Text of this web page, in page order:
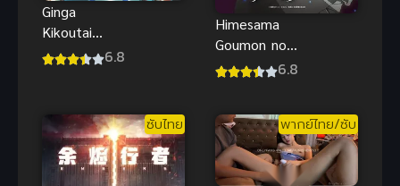
Ginga
Kikoutai
Majestic
Idenshi หุ่น
รบพิทักษ์โลก
เดอะมูฟวี่ ซับ
ไทย
6.8
Himesama
Goumon no
Jikan desu
แล้วค่ะ ภาค 1
6.8
ซับไทย พากย์ไทย/ซับ